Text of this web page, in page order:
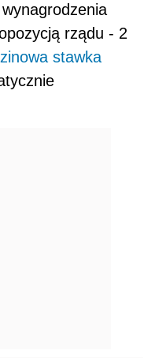
rządu - 2
stawka